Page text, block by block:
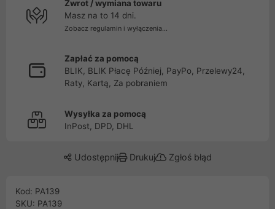
Zwrot / wymiana towaru
Masz na to 14 dni.
Zobacz regulamin i wyłączenia...
Zapłać za pomocą
BLIK, BLIK Płacę Później, PayPo, Przelewy24,
Raty, Kartą, Za pobraniem
Wysyłka za pomocą
InPost, DPD, DHL
Udostępnij Drukuj Zgłoś błąd
Kod: PA139
SKU: PA139